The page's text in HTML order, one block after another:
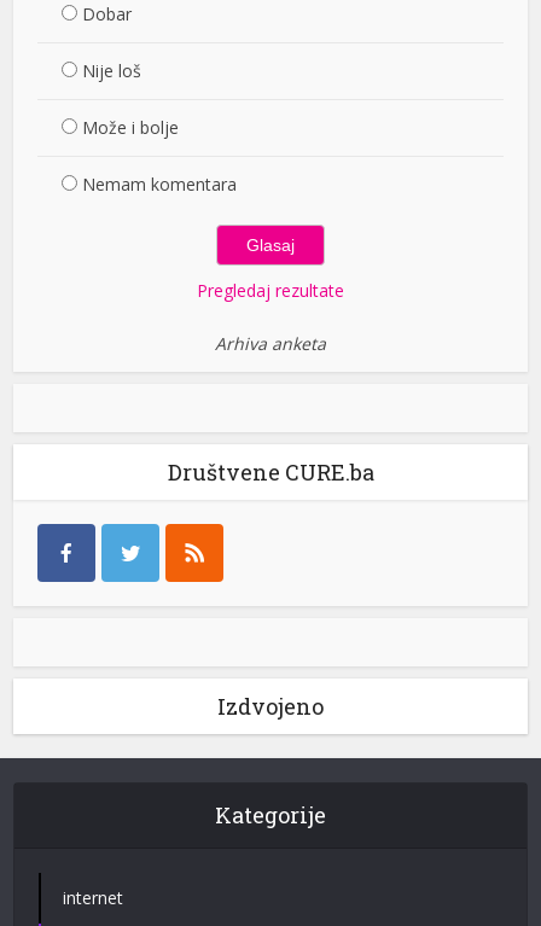
Dobar
Nije loš
Može i bolje
Nemam komentara
Pregledaj rezultate
Arhiva anketa
Društvene CURE.ba
Izdvojeno
Kategorije
internet